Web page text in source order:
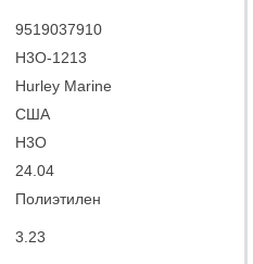
9519037910
H3O-1213
Hurley Marine
США
H3O
24.04
Полиэтилен
3.23